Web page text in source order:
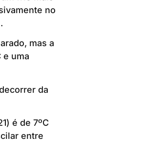
no
mas a
e uma
da
é de 7ºC
entre